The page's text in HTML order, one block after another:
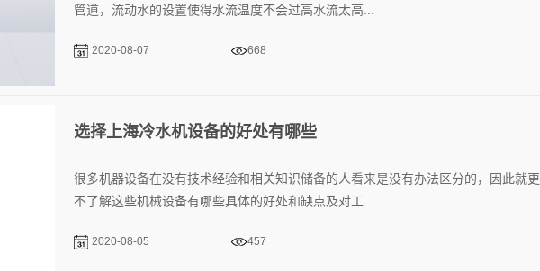
管道，流动水的设置使得水流温度不会过高水流太高...
2020-08-07 668
选择上海冷水机设备的好处有哪些
很多机器设备在没有技术经验和相关知识储备的人看来是没有办法区分的，因此就更
不了解这些机械设备有哪些具体的好处和缺点及对工...
2020-08-05 457